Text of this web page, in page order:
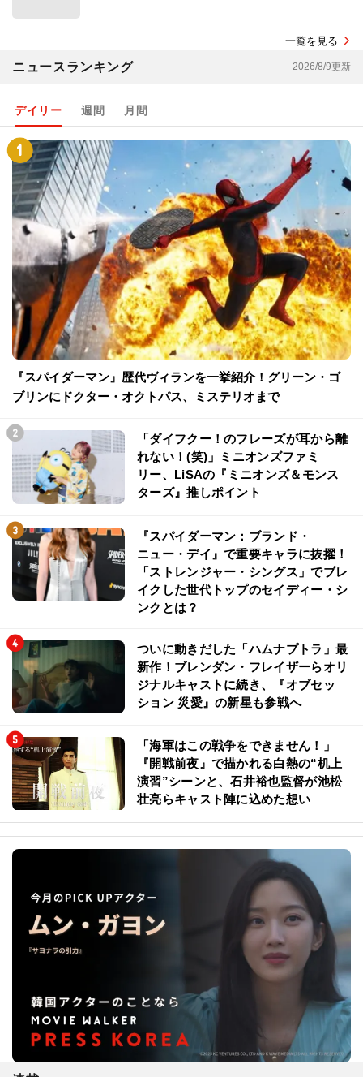
一覧を見る
ニュースランキング 2026/8/9更新
デイリー 週間 月間
『スパイダーマン』歴代ヴィランを一挙紹介！グリーン・ゴ
ブリンにドクター・オクトパス、ミステリオまで
「ダイフクー！のフレーズが耳から離
れない！(笑)」ミニオンズファミ
リー、LiSAの『ミニオンズ＆モンス
ターズ』推しポイント
『スパイダーマン：ブランド・
ニュー・デイ』で重要キャラに抜擢！
「ストレンジャー・シングス」でブレ
イクした世代トップのセイディー・シ
ンクとは？
ついに動きだした「ハムナプトラ」最
新作！ブレンダン・フレイザーらオリ
ジナルキャストに続き、『オブセッ
ション 災愛』の新星も参戦へ
「海軍はこの戦争をできません！」
『開戦前夜』で描かれる白熱の“机上
演習”シーンと、石井裕也監督が池松
壮亮らキャスト陣に込めた想い